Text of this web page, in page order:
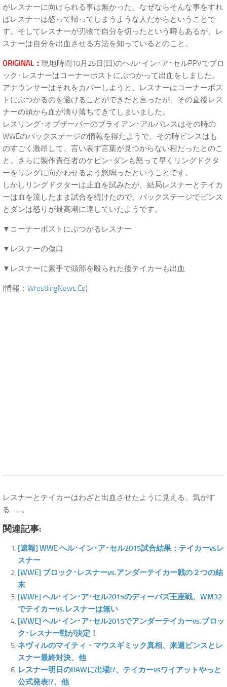
がレスナーに向けられる事は無かった。なぜならそんな事をすれ
ばレスナーは怒って帰ってしまうような人だからということで
す。そしてレスナーが刃物で自分を切ったという噂もあるが、レ
スナーは自分を出血させる方法を知っているとのこと。
ORIGINAL： 現地時間10月25日(日)のヘル･イン･ア･セルPPVでブロ
ック･レスナーはコーナーポストにぶつかって出血をしました。
アナウンサーはそれをカバーしようと、レスナーはコーナーポス
トにぶつかるのを避けることができたと言ったが、その直後レス
ナーの頭から血が滴り落ちてきてしまいました。
レスリング･オブザーバーのブライアン･アルバレスはその時の
WWEのバックステージの情報を得たようで、その時ビンスはも
のすごく激昂して、言い表す言葉が見つからない程だったとのこ
と。さらに製作責任者のケビン･ダンも怒って早くリングドクタ
ーをリングに向かわせるよう怒鳴ったということです。
しかしリングドクターは止血を試みたが、結局レスナーとテイカ
ーは血を流したまま試合を続けたので、バックステージでビンス
とダンは怒りが最高潮に達していたようです。
▼コーナーポストにぶつかるレスナー
▼レスナーの傷口
▼レスナーに素手で頭部を殴られた後テイカーも出血
(情報： WrestlingNews.Co)
レスナーとテイカーはわざと出血させたように見える、気がす
る……。
関連記事:
[速報] WWE ヘル･イン･ア･セル2015試合結果：テイカーvsレ
スナー
[WWE] ブロック･レスナーvs.アンダーテイカー戦の２つの結
末
[WWE] ヘル･イン･ア･セル2015のディーバズ王座戦、WM32
でテイカーvs.レスナーは無い
[WWE] ヘル･イン･ア･セル2015でアンダーテイカーvs.ブロッ
ク･レスナー戦が決定！
ネヴィルのマイティ・マウスギミック真相、来週ビンスとレ
スナー最終対決、他
レスナー明日のRAWに出場!?、テイカーvsワイアットやっと
公式発表!?、他